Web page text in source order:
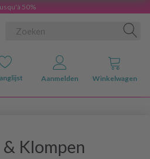
50%
Aanmelden Winkelwagen
Klompen